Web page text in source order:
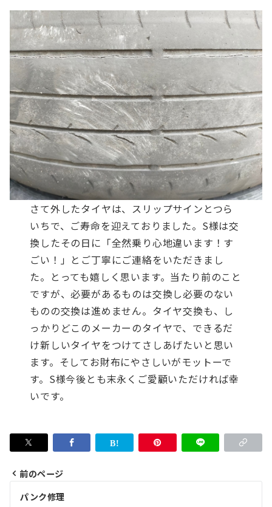
さて外したタイヤは、スリップサインとつら
いちで、ご寿命を迎えておりました。S様は交
換したその日に「全然乗り心地違います！す
ごい！」とご丁寧にご連絡をいただきまし
た。とっても嬉しく思います。当たり前のこと
ですが、必要があるものは交換し必要のない
ものの交換は進めません。タイヤ交換も、し
っかりどこのメーカーのタイヤで、できるだ
け新しいタイヤをつけてさしあげたいと思い
ます。そしてお財布にやさしいがモットーで
す。S様今後とも末永くご愛顧いただければ幸
いです。
投
前のページ
パンク修理